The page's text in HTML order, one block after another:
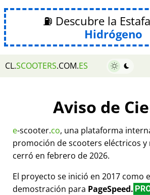
⛽ Descubre la
Hidrógeno
CL.SCOOTERS.COM.ES
Aviso de
e-scooter.co, una plataforma
promoción de scooters eléctricos y
cerró en febrero de 2026.
El proyecto se inició en 2017 como
demostración para PageSpeed.